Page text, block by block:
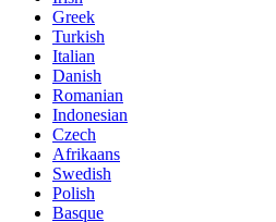
Greek
Turkish
Italian
Danish
Romanian
Indonesian
Czech
Afrikaans
Swedish
Polish
Basque